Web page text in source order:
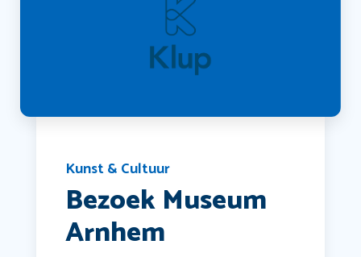
Kunst & Cultuur
Bezoek Museum
Arnhem